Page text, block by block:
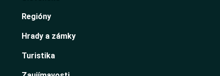
Regióny
Hrady a zámky
Turistika